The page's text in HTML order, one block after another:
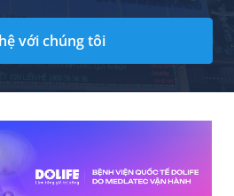
với chúng tôi